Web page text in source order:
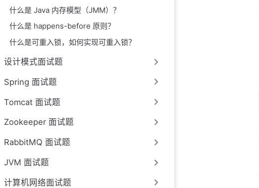
什么是 Java 内存模型（JMM）？
什么是 happens-before 原则？
什么是可重入锁，如何实现可重入锁？
设计模式面试题
Spring 面试题
Tomcat 面试题
Zookeeper 面试题
RabbitMQ 面试题
JVM 面试题
计算机网络面试题